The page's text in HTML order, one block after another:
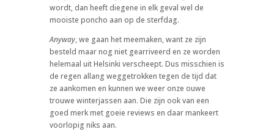
wordt, dan heeft diegene in elk geval wel de
mooiste poncho aan op de sterfdag.
Anyway, we gaan het meemaken, want ze zijn
besteld maar nog niet gearriveerd en ze worden
helemaal uit Helsinki verscheept. Dus misschien is
de regen allang weggetrokken tegen de tijd dat
ze aankomen en kunnen we weer onze ouwe
trouwe winterjassen aan. Die zijn ook van een
goed merk met goeie reviews en daar mankeert
voorlopig niks aan.